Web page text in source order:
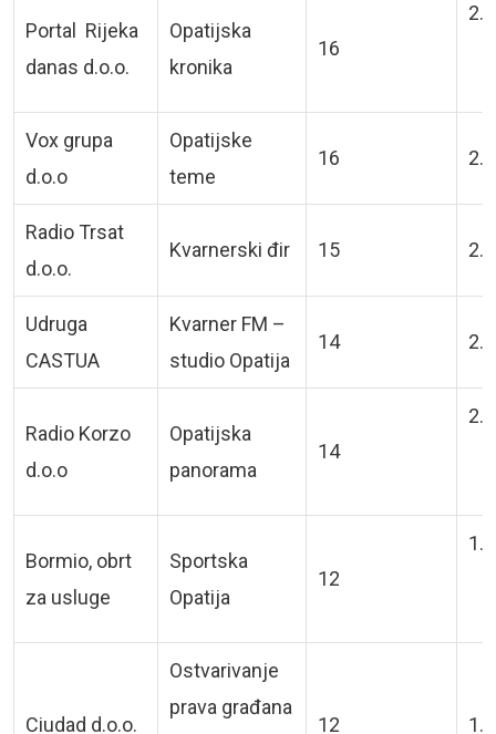
Portal Rijeka
danas d.o.o.
Opatijska
kronika
16
Vox grupa
d.o.o
Opatijske
teme
16
Radio Trsat
d.o.o.
Kvarnerski đir 15
Udruga
CASTUA
Kvarner FM –
studio Opatija
14
Radio Korzo
d.o.o
Opatijska
panorama
14
Bormio, obrt
za usluge
Sportska
Opatija
12
Ciudad d.o.o.
Ostvarivanje
prava građana
12